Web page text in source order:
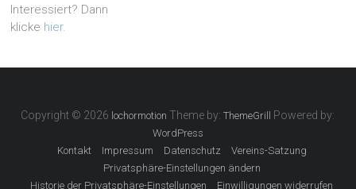
Interessiert? Dann
klicke hier.
Copyright © 2026 lochormotion Theme by:ThemeGrill Powered by:
WordPress
Kontakt
Impressum Datenschutz
Vereins-Satzung
Privatsphäre-Einstellungen ändern
Historie der Privatsphäre-Einstellungen
Einwilligungen widerrufen